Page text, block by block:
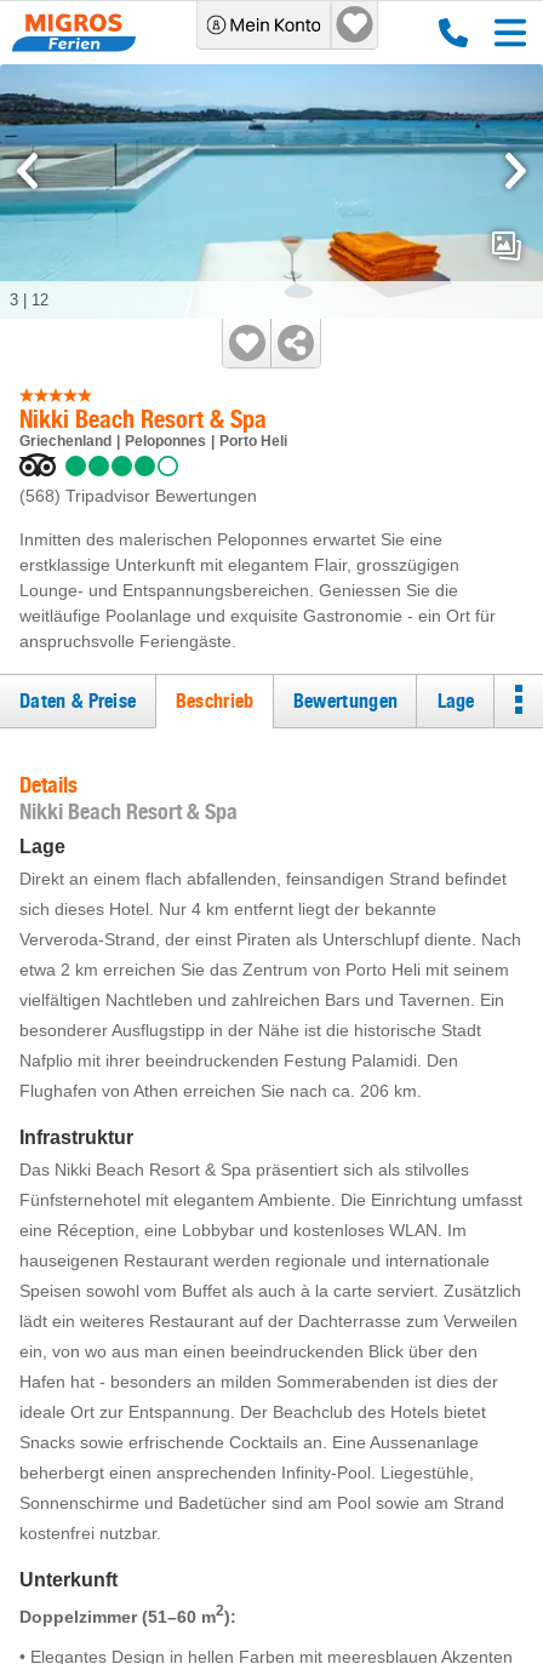
Nikki Beach Resort & Spa
Griechenland Peloponnes Porto Heli
(568) Tripadvisor Bewertungen
Inmitten des malerischen Peloponnes erwartet Sie eine
erstklassige Unterkunft mit elegantem Flair, grosszügigen
Lounge- und Entspannungsbereichen. Geniessen Sie die
weitläufige Poolanlage und exquisite Gastronomie - ein Ort für
anspruchsvolle Feriengäste.
3 12
Daten & Preise Beschrieb Bewertungen Lage
Details
Nikki Beach Resort & Spa
Lage
Direkt an einem flach abfallenden, feinsandigen Strand befindet
sich dieses Hotel. Nur 4 km entfernt liegt der bekannte
Ververoda-Strand, der einst Piraten als Unterschlupf diente. Nach
etwa 2 km erreichen Sie das Zentrum von Porto Heli mit seinem
vielfältigen Nachtleben und zahlreichen Bars und Tavernen. Ein
besonderer Ausflugstipp in der Nähe ist die historische Stadt
Nafplio mit ihrer beeindruckenden Festung Palamidi. Den
Flughafen von Athen erreichen Sie nach ca. 206 km.
Infrastruktur
Das Nikki Beach Resort & Spa präsentiert sich als stilvolles
Fünfsternehotel mit elegantem Ambiente. Die Einrichtung umfasst
eine Réception, eine Lobbybar und kostenloses WLAN. Im
hauseigenen Restaurant werden regionale und internationale
Speisen sowohl vom Buffet als auch à la carte serviert. Zusätzlich
lädt ein weiteres Restaurant auf der Dachterrasse zum Verweilen
ein, von wo aus man einen beeindruckenden Blick über den
Hafen hat - besonders an milden Sommerabenden ist dies der
ideale Ort zur Entspannung. Der Beachclub des Hotels bietet
Snacks sowie erfrischende Cocktails an. Eine Aussenanlage
beherbergt einen ansprechenden Infinity-Pool. Liegestühle,
Sonnenschirme und Badetücher sind am Pool sowie am Strand
kostenfrei nutzbar.
Unterkunft
Doppelzimmer (51–60 m2):
• Elegantes Design in hellen Farben mit meeresblauen Akzenten